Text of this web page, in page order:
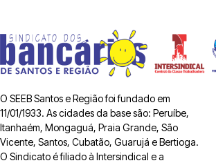
O SEEB Santos e Região foi fundado em
11/01/1933. As cidades da base são: Peruíbe,
Itanhaém, Mongaguá, Praia Grande, São
Vicente, Santos, Cubatão, Guarujá e Bertioga.
O Sindicato é filiado à Intersindical e a